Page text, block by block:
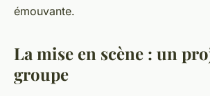
émouvante.
La mise en scène : un
groupe